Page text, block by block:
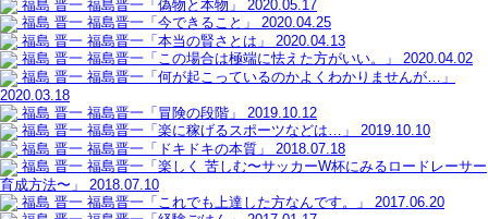
福島 晋一 福島晋一「偽物と本物」
2020.05.17
福島 晋一 福島晋一「今できること」
2020.04.25
福島 晋一 福島晋一「本当の賢さとは」
2020.04.13
福島 晋一 福島晋一「この場合は極端に怯えた方がいい。」
2020.04.02
福島 晋一 福島晋一「何が起こっているのかよくわかりませんが…」
2020.03.18
福島 晋一 福島晋一「冒険の段階」
2019.10.12
福島 晋一 福島晋一「楽に稼げるスポーツなどは…」
2019.10.10
福島 晋一 福島晋一「ドキドキの本質」
2018.07.18
福島 晋一 福島晋一「楽しく 苦しむ〜サッカーW杯にみるロードレーサー
育成方法〜」
2018.07.10
福島 晋一 福島晋一「これでも上達した方なんです。」
2017.06.20